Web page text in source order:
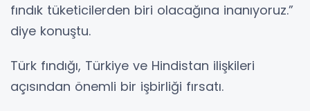
fındık tüketicilerden biri olacağına inanıyoruz.”
diye konuştu.
Türk fındığı, Türkiye ve Hindistan ilişkileri
açısından önemli bir işbirliği fırsatı.